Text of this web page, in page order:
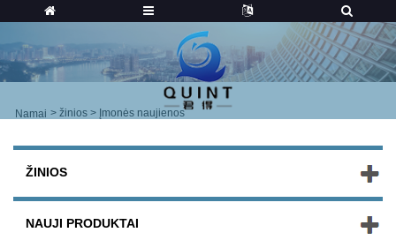
Namai > žinios > Įmonės naujienos
ŽINIOS
NAUJI PRODUKTAI